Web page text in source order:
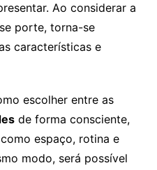
Ao considerar a
porte, torna-se
características e
escolher entre as
de forma consciente,
espaço, rotina e
modo, será possível